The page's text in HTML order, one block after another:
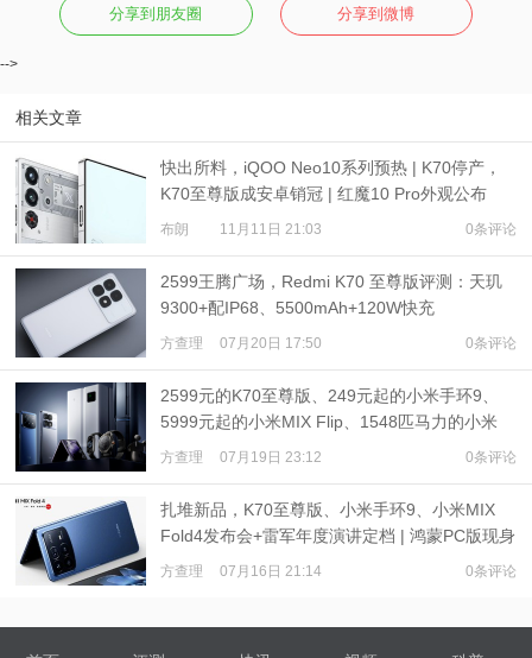
分享到朋友圈 分享到微博
-->
相关文章
快出所料，iQOO Neo10系列预热 | K70停产，
K70至尊版成安卓销冠 | 红魔10 Pro外观公布
布朗 11月11日 21:03 0条评论
2599王腾广场，Redmi K70 至尊版评测：天玑
9300+配IP68、5500mAh+120W快充
方查理 07月20日 17:50 0条评论
2599元的K70至尊版、249元起的小米手环9、
5999元起的小米MIX Flip、1548匹马力的小米
SU7 Ultra发布
方查理 07月19日 23:12 0条评论
扎堆新品，K70至尊版、小米手环9、小米MIX
Fold4发布会+雷军年度演讲定档 | 鸿蒙PC版现身
方查理 07月16日 21:14 0条评论